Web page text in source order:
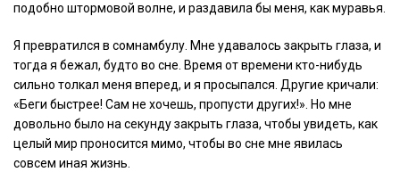
подобно штормовой волне, и раздавила бы меня, как муравья.
Я превратился в сомнамбулу. Мне удавалось закрыть глаза, и
тогда я бежал, будто во сне. Время от времени кто-нибудь
сильно толкал меня вперед, и я просыпался. Другие кричали:
«Беги быстрее! Сам не хочешь, пропусти других!». Но мне
довольно было на секунду закрыть глаза, чтобы увидеть, как
целый мир проносится мимо, чтобы во сне мне явилась
совсем иная жизнь.